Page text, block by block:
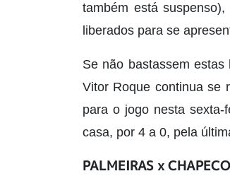
também está
liberados para se
Se não bastassem
Vitor Roque continua se
para o jogo nesta
casa, por 4 a 0, pela
PALMEIRAS x